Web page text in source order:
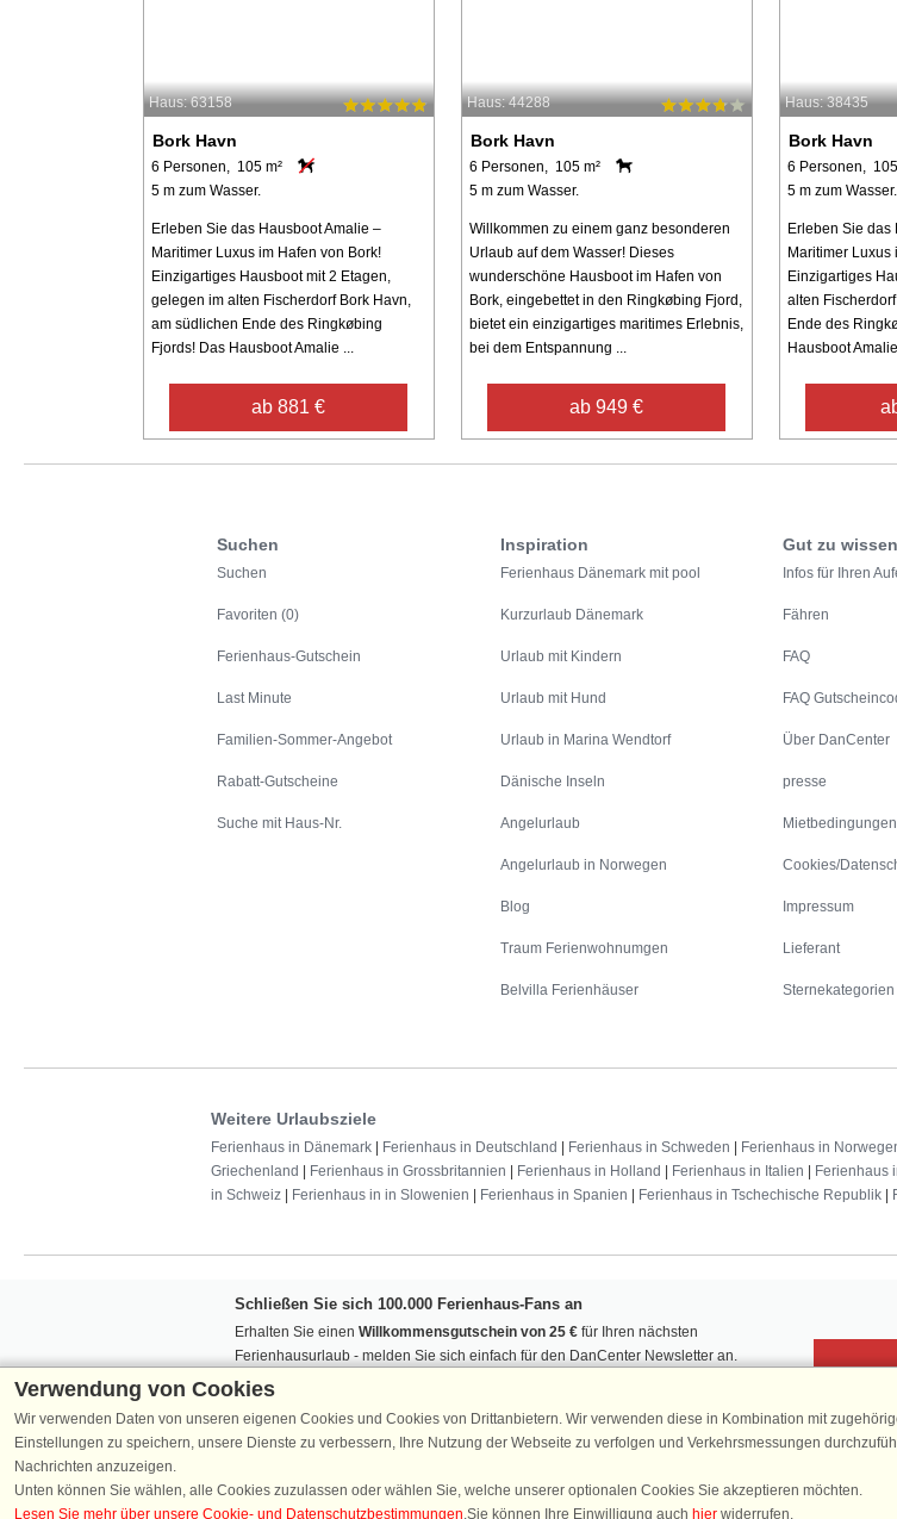
Haus: 63158
Bork Havn
6 Personen, 105 m²
5 m zum Wasser.
Erleben Sie das Hausboot Amalie –
Maritimer Luxus im Hafen von Bork!
Einzigartiges Hausboot mit 2 Etagen,
gelegen im alten Fischerdorf Bork Havn,
am südlichen Ende des Ringkøbing
Fjords! Das Hausboot Amalie ...
ab 881 €
Haus: 44288
Bork Havn
6 Personen, 105 m²
5 m zum Wasser.
Willkommen zu einem ganz besonderen
Urlaub auf dem Wasser! Dieses
wunderschöne Hausboot im Hafen von
Bork, eingebettet in den Ringkøbing Fjord,
bietet ein einzigartiges maritimes Erlebnis,
bei dem Entspannung ...
ab 949 €
Haus: 38435
Bork Havn
6 Personen, 105
5 m zum Wasser.
Erleben Sie das
Maritimer Luxus
Einzigartiges
alten
Ende des
Hausboot Amalie
Suchen
Suchen
Favoriten (0)
Ferienhaus-Gutschein
Last Minute
Familien-Sommer-Angebot
Rabatt-Gutscheine
Suche mit Haus-Nr.
Inspiration
Ferienhaus Dänemark mit pool
Kurzurlaub Dänemark
Urlaub mit Kindern
Urlaub mit Hund
Urlaub in Marina Wendtorf
Dänische Inseln
Angelurlaub
Angelurlaub in Norwegen
Blog
Traum Ferienwohnumgen
Belvilla Ferienhäuser
Gut zu wissen
Infos für Ihren
Fähren
FAQ
FAQ
Über DanCenter
presse
Cookies/
Impressum
Lieferant
Sternekategorien
Weitere Urlaubsziele
Ferienhaus in Dänemark | Ferienhaus in Deutschland | Ferienhaus in Schweden | Ferienhaus in
Griechenland | Ferienhaus in Grossbritannien | Ferienhaus in Holland | Ferienhaus in Italien | Ferienhaus
in Schweiz | Ferienhaus in in Slowenien | Ferienhaus in Spanien | Ferienhaus in Tschechische Republik |
Schließen Sie sich 100.000 Ferienhaus-Fans an
Erhalten Sie einen Willkommensgutschein von 25 € für Ihren nächsten
Ferienhausurlaub - melden Sie sich einfach für den DanCenter Newsletter an.
Verpassen Sie nie wieder exklusive Angebote, Gewinnspiele und Urlaubstipps!
Verwendung von Cookies
Wir verwenden Daten von unseren eigenen Cookies und Cookies von Drittanbietern. Wir verwenden diese in Kombination mit
Einstellungen zu speichern, unsere Dienste zu verbessern, Ihre Nutzung der Webseite zu verfolgen und Verkehrsmessungen
Nachrichten anzuzeigen.
Unten können Sie wählen, alle Cookies zuzulassen oder wählen Sie, welche unserer optionalen Cookies Sie akzeptieren möchten.
Lesen Sie mehr über unsere Cookie- und Datenschutzbestimmungen.Sie können Ihre Einwilligung auch hier widerrufen.